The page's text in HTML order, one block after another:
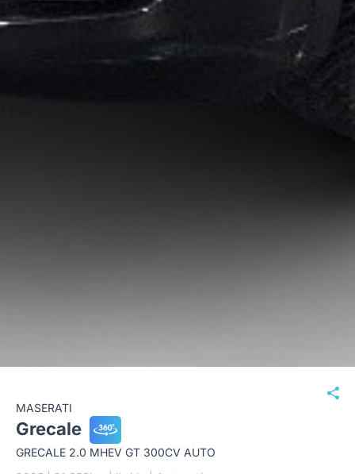
MASERATI
Grecale
GRECALE 2.0 MHEV GT 300CV AUTO